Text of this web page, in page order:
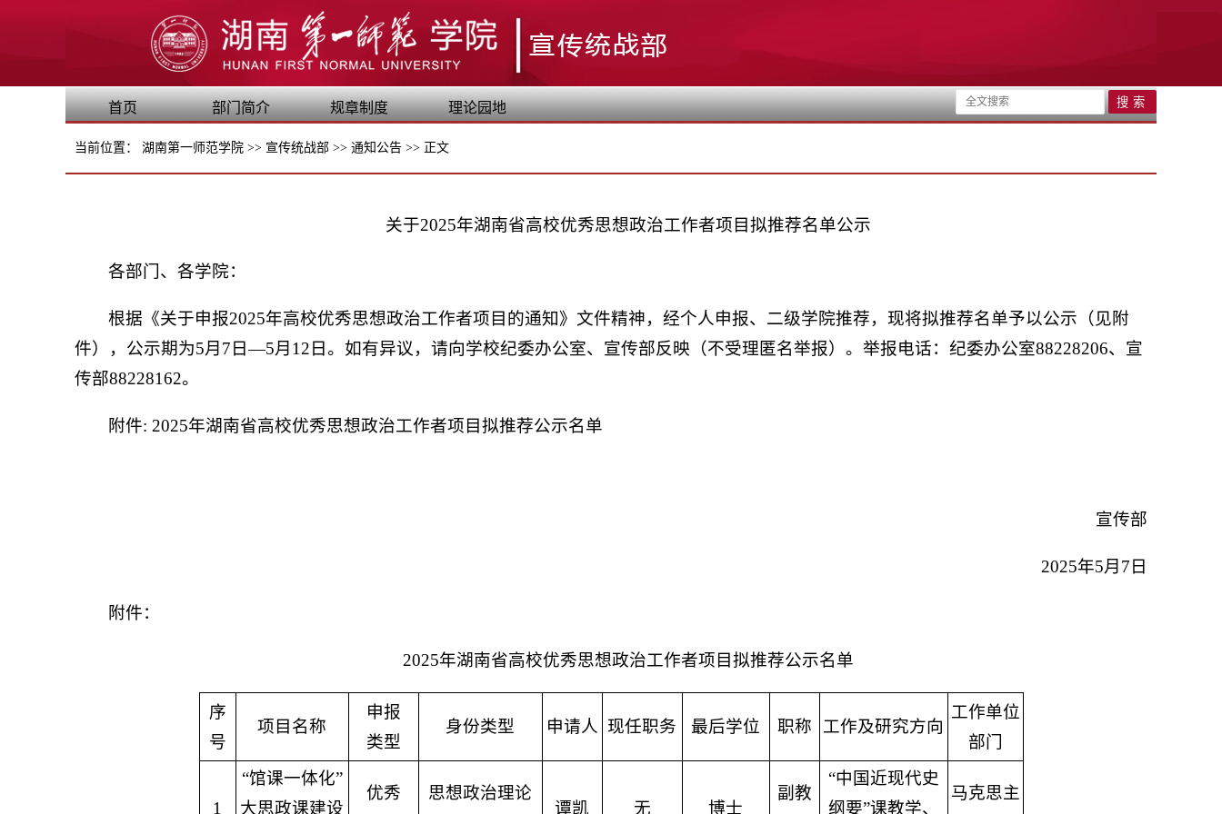
首页 部门简介 规章制度 理论园地
当前位置： 湖南第一师范学院 >> 宣传统战部 >> 通知公告 >> 正文
关于2025年湖南省高校优秀思想政治工作者项目拟推荐名单公示
各部门、各学院：
根据《关于申报2025年高校优秀思想政治工作者项目的通知》文件精神，经个人申报、二级学院推荐，现将拟推荐名单予以公示（见附
件），公示期为5月7日—5月12日。如有异议，请向学校纪委办公室、宣传部反映（不受理匿名举报）。举报电话：纪委办公室88228206、宣
传部88228162。
附件: 2025年湖南省高校优秀思想政治工作者项目拟推荐公示名单
宣传部
2025年5月7日
附件：
2025年湖南省高校优秀思想政治工作者项目拟推荐公示名单
序
号
项目名称
申报
类型
身份类型 申请人 现任职务 最后学位 职称 工作及研究方向
工作单位
部门
1
“馆课一体化”
大思政课建设
优秀
思想政治理论
谭凯 无 博士
副教
“中国近现代史
纲要”课教学、
马克思主